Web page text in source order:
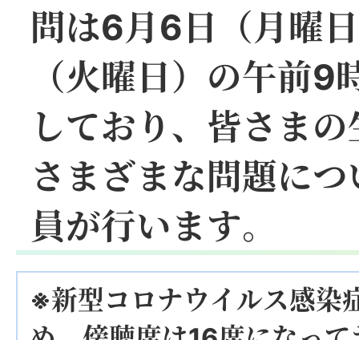
問は6月6日（月曜
（火曜日）の午前
しており、皆さま
さまざまな問題に
員が行います。
※新型コロナウイルス感染